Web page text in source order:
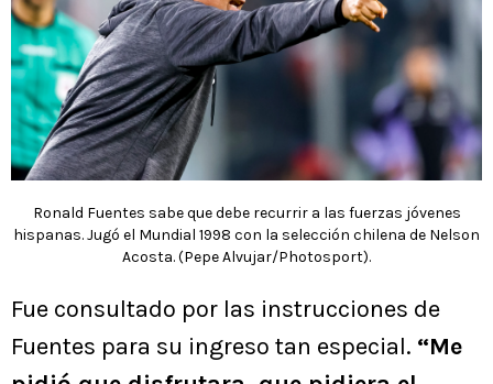
Ronald Fuentes sabe que debe recurrir a las fuerzas jóvenes
hispanas. Jugó el Mundial 1998 con la selección chilena de Nelson
Acosta. (Pepe Alvujar/Photosport).
Fue consultado por las instrucciones de
Fuentes para su ingreso tan especial. “Me